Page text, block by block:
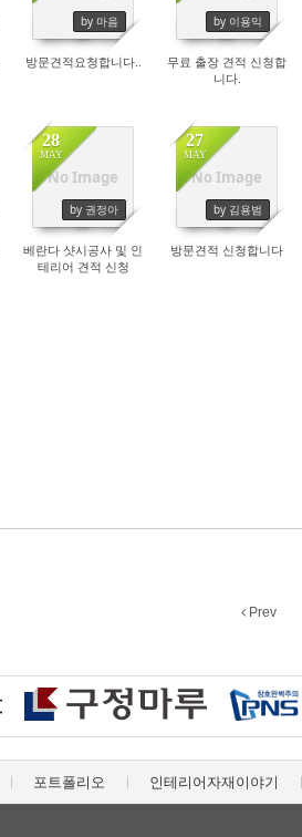
by 마음
방문견적요청합니다..
by 이용익
무료 출장 견적 신청합
니다.
No Image
28
MAY
by 권정아
베란다 샷시공사 및 인
테리어 견적 신청
No Image
27
MAY
by 김용범
방문견적 신청합니다
Prev
포트폴리오 인테리어자재이야기